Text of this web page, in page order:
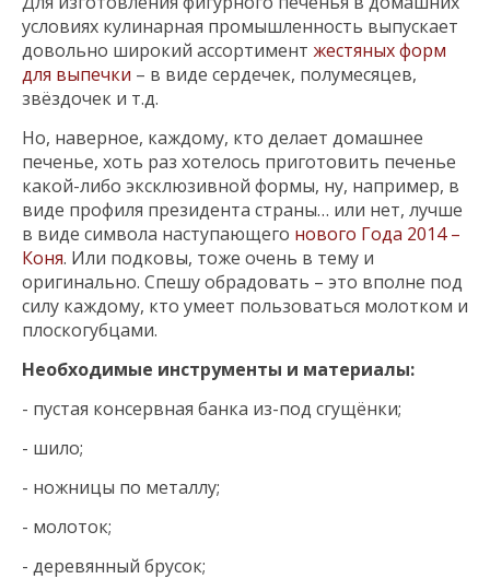
условиях кулинарная промышленность выпускает
довольно широкий ассортимент жестяных форм
для выпечки – в виде сердечек, полумесяцев,
звёздочек и т.д.
Но, наверное, каждому, кто делает домашнее
печенье, хоть раз хотелось приготовить печенье
какой-либо эксклюзивной формы, ну, например, в
виде профиля президента страны… или нет, лучше
в виде символа наступающего нового Года 2014 –
Коня. Или подковы, тоже очень в тему и
оригинально. Спешу обрадовать – это вполне под
силу каждому, кто умеет пользоваться молотком и
плоскогубцами.
Необходимые инструменты и материалы:
- пустая консервная банка из-под сгущёнки;
- шило;
- ножницы по металлу;
- молоток;
- деревянный брусок;